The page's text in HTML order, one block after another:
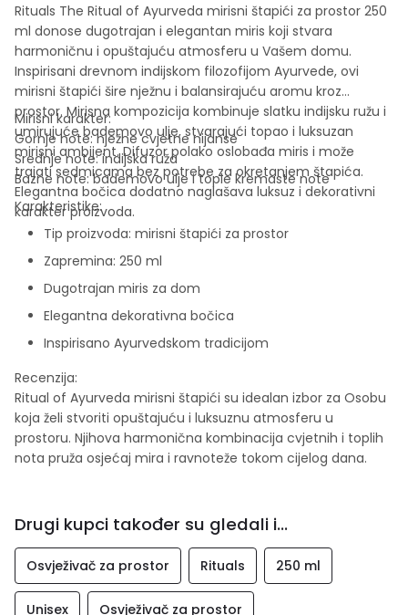
Rituals The Ritual of Ayurveda mirisni štapići za prostor 250
ml donose dugotrajan i elegantan miris koji stvara
harmoničnu i opuštajuću atmosferu u Vašem domu.
Inspirisani drevnom indijskom filozofijom Ayurvede, ovi
mirisni štapići šire nježnu i balansirajuću aromu kroz
prostor. Mirisna kompozicija kombinuje slatku indijsku ružu i
umirujuće bademovo ulje, stvarajući topao i luksuzan
mirisni ambijent. Difuzor polako oslobađa miris i može
trajati sedmicama bez potrebe za okretanjem štapića.
Elegantna bočica dodatno naglašava luksuz i dekorativni
karakter proizvoda.
Mirisni karakter:
Gornje note: nježne cvjetne nijanse
Srednje note: indijska ruža
Bazne note: bademovo ulje i tople kremaste note
Karakteristike:
Tip proizvoda: mirisni štapići za prostor
Zapremina: 250 ml
Dugotrajan miris za dom
Elegantna dekorativna bočica
Inspirisano Ayurvedskom tradicijom
Recenzija:
Ritual of Ayurveda mirisni štapići su idealan izbor za Osobu
koja želi stvoriti opuštajuću i luksuznu atmosferu u
prostoru. Njihova harmonična kombinacija cvjetnih i toplih
nota pruža osjećaj mira i ravnoteže tokom cijelog dana.
Drugi kupci također su gledali i...
Osvježivač za prostor Rituals 250 ml
Unisex Osvježivač za prostor